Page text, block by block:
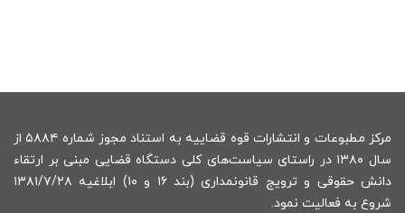
مرکز مطبوعات و انتشارات قوه قضاییه به استناد مجوز شماره ۵۸۸۴ از
سال ۱۳۸۰ در راستای سیاست‌های کلی دستگاه قضایی مبنی بر ارتقاء
دانش حقوقی و ترویج قانونمداری (بند ۱۶ و ۱۰) ابلاغیه ۱۳۸۱/۷/۲۸
شروع به فعالیت نمود.